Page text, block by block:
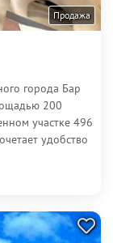
Продажа
города Бар
200
участке 496
удобство